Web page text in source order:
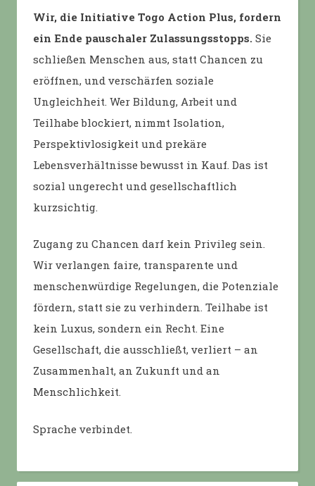
Wir, die Initiative Togo Action Plus, fordern
ein Ende pauschaler Zulassungsstopps. Sie
schließen Menschen aus, statt Chancen zu
eröffnen, und verschärfen soziale
Ungleichheit. Wer Bildung, Arbeit und
Teilhabe blockiert, nimmt Isolation,
Perspektivlosigkeit und prekäre
Lebensverhältnisse bewusst in Kauf. Das ist
sozial ungerecht und gesellschaftlich
kurzsichtig.
Zugang zu Chancen darf kein Privileg sein.
Wir verlangen faire, transparente und
menschenwürdige Regelungen, die Potenziale
fördern, statt sie zu verhindern. Teilhabe ist
kein Luxus, sondern ein Recht. Eine
Gesellschaft, die ausschließt, verliert – an
Zusammenhalt, an Zukunft und an
Menschlichkeit.
Sprache verbindet.